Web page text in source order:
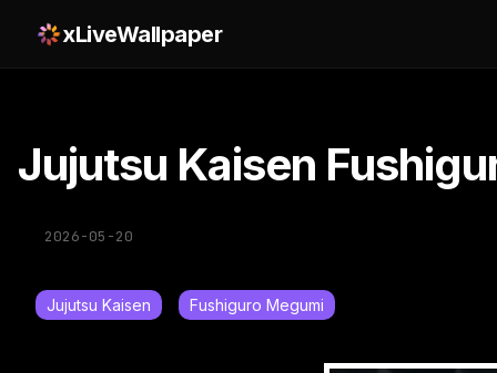
xLiveWallpaper
Jujutsu Kaisen
2026-05-20
Jujutsu Kaisen Fushiguro Megumi